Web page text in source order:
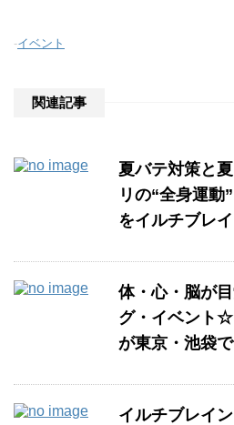
-イベント
関連記事
夏バテ対策と
リの“全身運動
をイルチブレ
体・心・脳が
グ・イベント
が東京・池袋
イルチブレイ